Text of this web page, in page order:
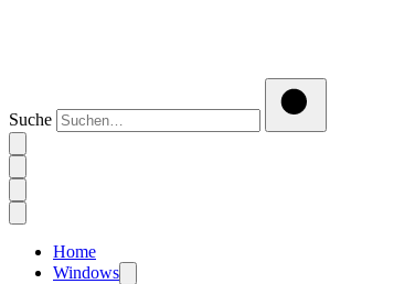
Suche
Home
Windows